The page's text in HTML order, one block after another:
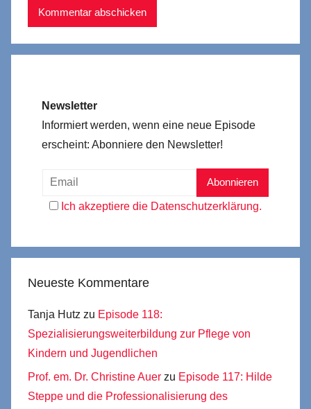
Newsletter
Informiert werden, wenn eine neue Episode
erscheint: Abonniere den Newsletter!
Ich akzeptiere die Datenschutzerklärung.
Neueste Kommentare
Tanja Hutz zu Episode 118:
Spezialisierungsweiterbildung zur Pflege von
Kindern und Jugendlichen
Prof. em. Dr. Christine Auer zu Episode 117: Hilde
Steppe und die Professionalisierung des